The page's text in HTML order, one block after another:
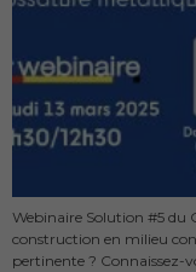
Webinaire Solution #5 du
construction en milieu
pertinente ? Connaissez-